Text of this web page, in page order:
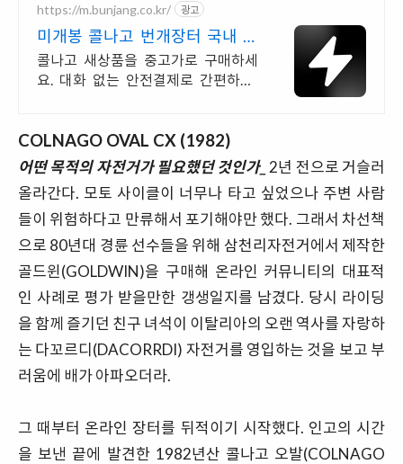
https://m.bunjang.co.kr/ 광고
미개봉 콜나고 번개장터 국내 최
대 브랜드 중고거래
콜나고 새상품을 중고가로 구매하세
요. 대화 없는 안전결제로 간편하게!
업로드
COLNAGO OVAL CX (1982)
어떤 목적의 자전거가 필요했던 것인가_ 2년 전으로 거슬러
올라간다. 모토 사이클이 너무나 타고 싶었으나 주변 사람
들이 위험하다고 만류해서 포기해야만 했다. 그래서 차선책
으로 80년대 경륜 선수들을 위해 삼천리자전거에서 제작한
골드윈(GOLDWIN)을 구매해 온라인 커뮤니티의 대표적
인 사례로 평가 받을만한 갱생일지를 남겼다. 당시 라이딩
을 함께 즐기던 친구 녀석이 이탈리아의 오랜 역사를 자랑하
는 다꼬르디(DACORRDI) 자전거를 영입하는 것을 보고 부
러움에 배가 아파오더라.
그 때부터 온라인 장터를 뒤적이기 시작했다. 인고의 시간
을 보낸 끝에 발견한 1982년산 콜나고 오발(COLNAGO